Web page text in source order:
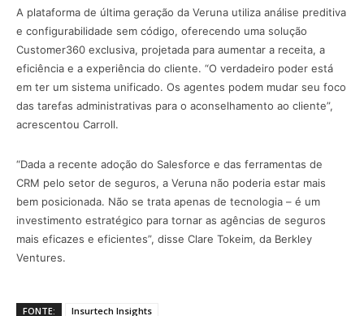
A plataforma de última geração da Veruna utiliza análise preditiva
e configurabilidade sem código, oferecendo uma solução
Customer360 exclusiva, projetada para aumentar a receita, a
eficiência e a experiência do cliente. “O verdadeiro poder está
em ter um sistema unificado. Os agentes podem mudar seu foco
das tarefas administrativas para o aconselhamento ao cliente”,
acrescentou Carroll.
“Dada a recente adoção do Salesforce e das ferramentas de
CRM pelo setor de seguros, a Veruna não poderia estar mais
bem posicionada. Não se trata apenas de tecnologia – é um
investimento estratégico para tornar as agências de seguros
mais eficazes e eficientes”, disse Clare Tokeim, da Berkley
Ventures.
FONTE: Insurtech Insights